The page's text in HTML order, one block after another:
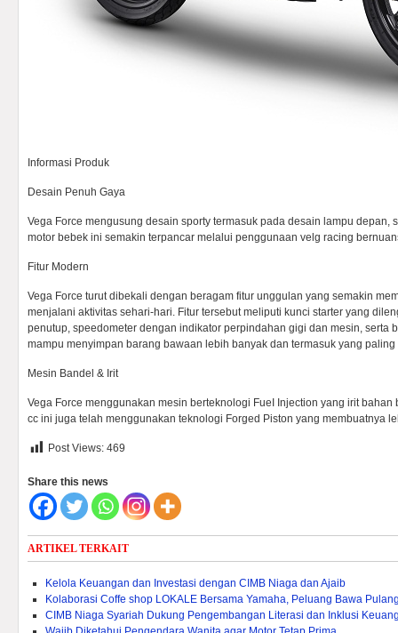
Informasi Produk
Desain Penuh Gaya
Vega Force mengusung desain sporty termasuk pada desain lampu depan,
motor bebek ini semakin terpancar melalui penggunaan velg racing
Fitur Modern
Vega Force turut dibekali dengan beragam fitur unggulan yang semakin
menjalani aktivitas sehari-hari. Fitur tersebut meliputi kunci starter yang
penutup, speedometer dengan indikator perpindahan gigi dan mesin, serta
mampu menyimpan barang bawaan lebih banyak dan termasuk yang
Mesin Bandel & Irit
Vega Force menggunakan mesin berteknologi FueI Injection yang irit bahan
cc ini juga telah menggunakan teknologi Forged Piston yang membuatnya
Post Views: 469
Share this news
ARTIKEL TERKAIT
Kelola Keuangan dan Investasi dengan CIMB Niaga dan Ajaib
Kolaborasi Coffe shop LOKALE Bersama Yamaha, Peluang Bawa
CIMB Niaga Syariah Dukung Pengembangan Literasi dan Inklusi